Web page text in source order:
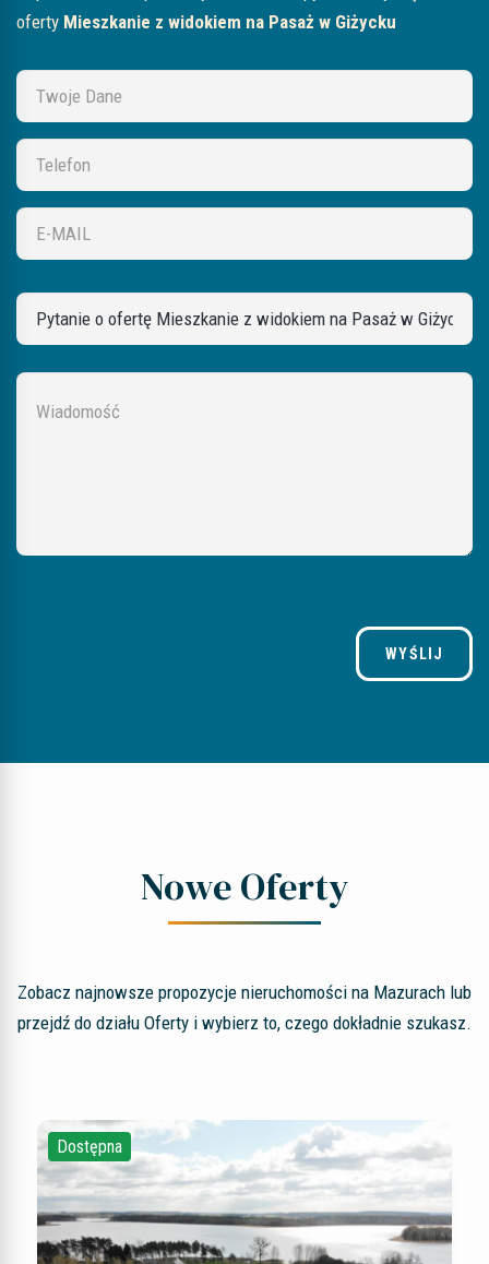
oferty Mieszkanie z widokiem na Pasaż w Giżycku
WYŚLIJ
Nowe Oferty
Zobacz najnowsze propozycje nieruchomości na Mazurach lub
przejdź do działu Oferty i wybierz to, czego dokładnie szukasz.
Dostępna